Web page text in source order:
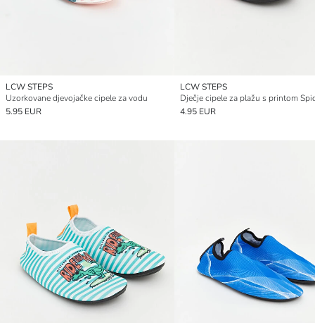
LCW STEPS
Uzorkovane djevojačke cipele za vodu
5.95 EUR
LCW STEPS
4.95 EUR